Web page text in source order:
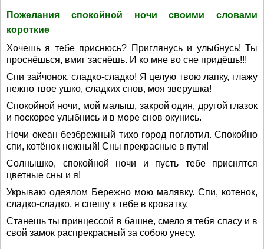
Пожелания спокойной ночи своими словами
короткие
Хочешь я тебе приснюсь? Приглянусь и улыбнусь! Ты
проснёшься, вмиг заснёшь. И ко мне во сне придёшь!!!
Спи зайчонок, сладко-сладко! Я целую твою лапку, глажу
нежно твое ушко, сладких снов, моя зверушка!
Спокойной ночи, мой малыш, закрой один, другой глазок
и поскорее улыбнись и в море снов окунись.
Ночи океан безбрежный тихо город поглотил. Спокойно
спи, котёнок нежный! Сны прекрасные в пути!
Солнышко, спокойной ночи и пусть тебе приснятся
цветные сны и я!
Укрываю одеялом Бережно мою малявку. Спи, котенок,
сладко-сладко, я спешу к тебе в кроватку.
Станешь ты принцессой в башне, смело я тебя спасу и в
свой замок распрекрасный за собою унесу.